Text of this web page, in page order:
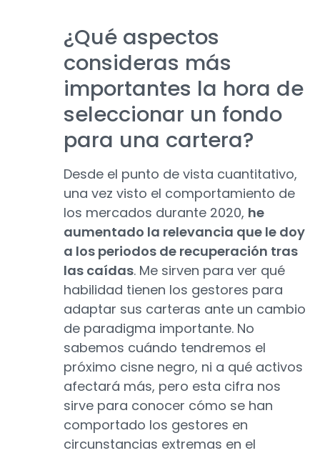
¿Qué aspectos
consideras más
importantes la hora de
seleccionar un fondo
para una cartera?
Desde el punto de vista cuantitativo,
una vez visto el comportamiento de
los mercados durante 2020, he
aumentado la relevancia que le doy
a los periodos de recuperación tras
las caídas. Me sirven para ver qué
habilidad tienen los gestores para
adaptar sus carteras ante un cambio
de paradigma importante. No
sabemos cuándo tendremos el
próximo cisne negro, ni a qué activos
afectará más, pero esta cifra nos
sirve para conocer cómo se han
comportado los gestores en
circunstancias extremas en el